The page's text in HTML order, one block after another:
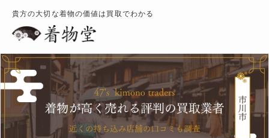
貴方の大切な着物の価値は買取でわかる